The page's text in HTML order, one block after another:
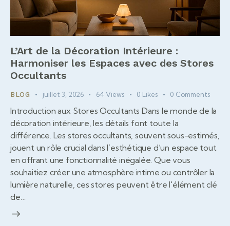
L’Art de la Décoration Intérieure :
Harmoniser les Espaces avec des Stores
Occultants
BLOG juillet 3, 2026 64 Views 0 Likes 0 Comments
Introduction aux Stores Occultants Dans le monde de la
décoration intérieure, les détails font toute la
différence. Les stores occultants, souvent sous-estimés,
jouent un rôle crucial dans l’esthétique d’un espace tout
en offrant une fonctionnalité inégalée. Que vous
souhaitiez créer une atmosphère intime ou contrôler la
lumière naturelle, ces stores peuvent être l'élément clé
de…